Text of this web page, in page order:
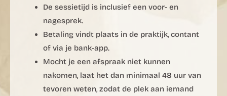
De sessietijd is inclusief een voor- en
nagesprek.
Betaling vindt plaats in de praktijk, contant
of via je bank-app.
Mocht je een afspraak niet kunnen
nakomen, laat het dan minimaal 48 uur van
tevoren weten, zodat de plek aan iemand